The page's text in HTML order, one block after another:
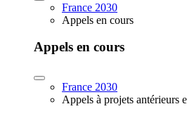
France 2030
Appels en cours
Appels en cours
France 2030
Appels à projets antérieurs